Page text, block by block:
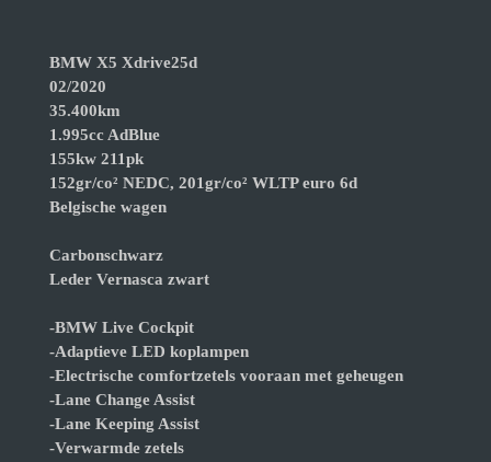
BMW X5 Xdrive25d
02/2020
35.400km
1.995cc AdBlue
155kw 211pk
152gr/co² NEDC, 201gr/co² WLTP euro 6d
Belgische wagen
Carbonschwarz
Leder Vernasca zwart
-BMW Live Cockpit
-Adaptieve LED koplampen
-Electrische comfortzetels vooraan met geheugen
-Lane Change Assist
-Lane Keeping Assist
-Verwarmde zetels